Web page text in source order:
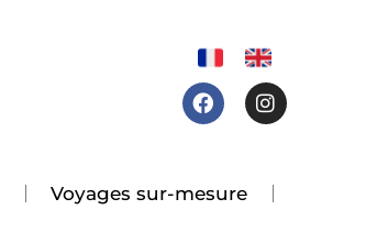
FacebookInstagram
Voyages sur-mesure